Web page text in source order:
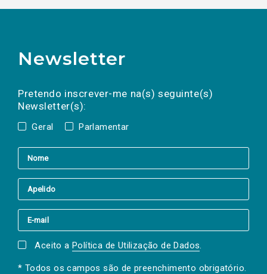
Newsletter
Pretendo inscrever-me na(s) seguinte(s)
Newsletter(s):
Geral Parlamentar
a(s) newsletter(s).
mail
Aceito a Política de Utilização de Dados.
* Todos os campos são de preenchimento obrigatório.